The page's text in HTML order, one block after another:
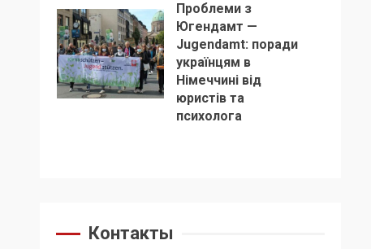
5
Проблеми з
Югендамт —
Jugendamt: поради
українцям в
Німеччині від
юристів та
психолога
Контакты